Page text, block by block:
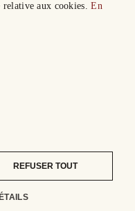
relative aux cookies.En
REFUSER TOUT